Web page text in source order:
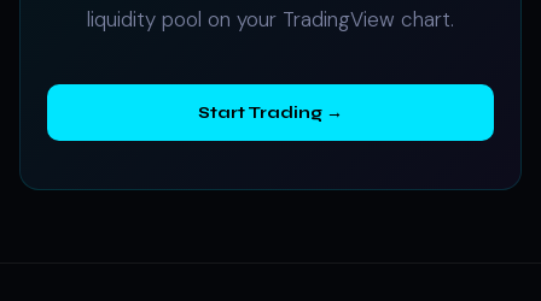
liquidity pool on your TradingView chart.
Start Trading →